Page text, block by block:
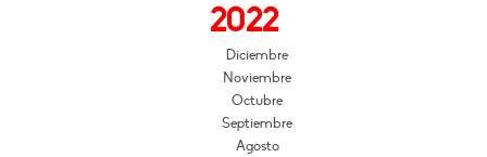
2022
Diciembre
Noviembre
Octubre
Septiembre
Agosto